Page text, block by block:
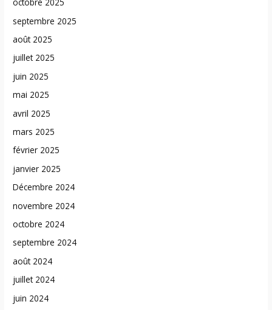
septembre 2025
août 2025
juillet 2025
juin 2025
mai 2025
avril 2025
mars 2025
février 2025
janvier 2025
Décembre 2024
novembre 2024
octobre 2024
septembre 2024
août 2024
juillet 2024
juin 2024